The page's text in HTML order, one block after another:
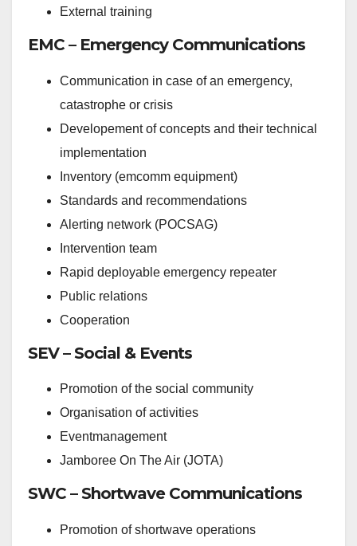
External training
EMC – Emergency Communications
Communication in case of an emergency,
catastrophe or crisis
Developement of concepts and their technical
implementation
Inventory (emcomm equipment)
Standards and recommendations
Alerting network (POCSAG)
Intervention team
Rapid deployable emergency repeater
Public relations
Cooperation
SEV – Social & Events
Promotion of the social community
Organisation of activities
Eventmanagement
Jamboree On The Air (JOTA)
SWC – Shortwave Communications
Promotion of shortwave operations